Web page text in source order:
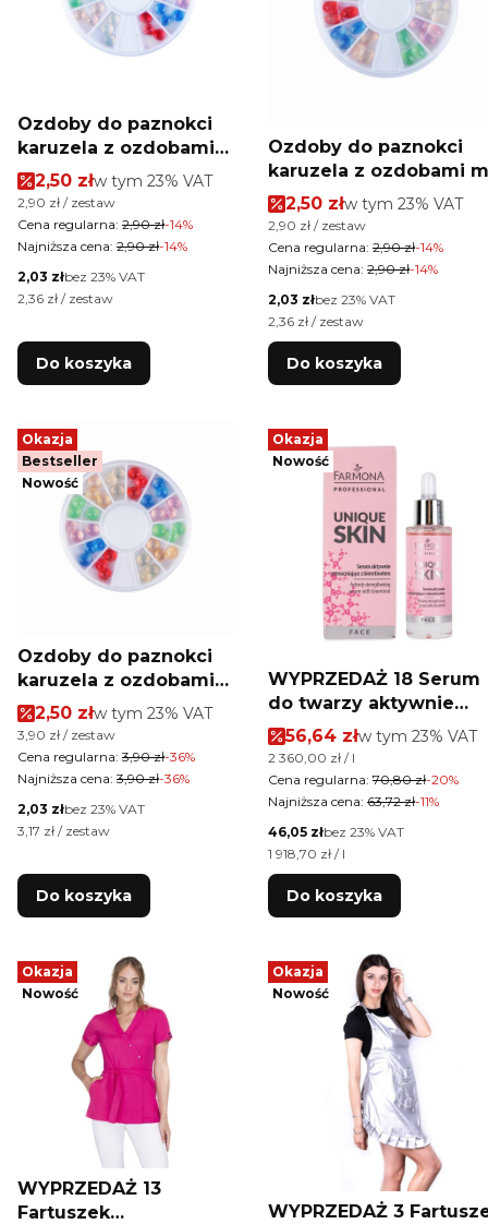
Ozdoby do paznokci
karuzela z ozdobami
mix kolorów Nr 3
Cena promocyjna brutto
2,50 złw tym %s VAT
w tym 23% VAT
Cena jednostkowa brutto
2,90 zł / zestaw
Cena regularna: 2,90 zł-14%
Najniższa cena: 2,90 zł-14%
Cena netto
2,03 złbez 23% VAT
Cena jednostkowa netto
2,36 zł / zestaw
Do koszyka
Ozdoby do paznokci
karuzela z ozdobami
kolorów Nr 5
Cena promocyjna
2,50 złw tym %s VAT
w tym 23% VAT
Cena jednostkowa brutto
2,90 zł / zestaw
Cena regularna: 2,90 zł-14%
Najniższa cena: 2,90 zł-14%
Cena netto
2,03 złbez 23% VAT
Cena jednostkowa netto
2,36 zł / zestaw
Do koszyka
Okazja
Bestseller
Nowość
Ozdoby do paznokci
karuzela z ozdobami
mix kolorów Nr 4
Cena promocyjna brutto
2,50 złw tym %s VAT
w tym 23% VAT
Cena jednostkowa brutto
3,90 zł / zestaw
Cena regularna: 3,90 zł-36%
Najniższa cena: 3,90 zł-36%
Cena netto
2,03 złbez 23% VAT
Cena jednostkowa netto
3,17 zł / zestaw
Do koszyka
Okazja
Nowość
WYPRZEDAŻ 18 Serum
do twarzy aktywnie
wzmacniające z
bioretinolem Farmona
Unique Skin 30 ml
Cena promocyjna
56,64 złw tym %s VAT
w tym 23% VAT
Cena jednostkowa brutto
2 360,00 zł / l
Cena regularna: 70,80 zł-20%
Najniższa cena: 63,72 zł-11%
Cena netto
46,05 złbez 23% VAT
Cena jednostkowa netto
1 918,70 zł / l
Do koszyka
Okazja
Nowość
WYPRZEDAŻ 13
Fartuszek
Okazja
Nowość
WYPRZEDAŻ 3